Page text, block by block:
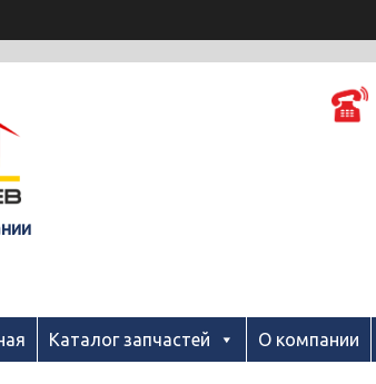
Каталог запчастей О компании